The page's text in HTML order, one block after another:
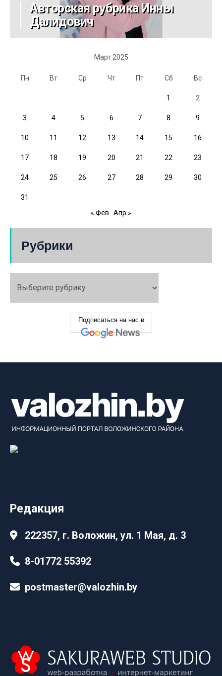
Авторская рубрика Инны
Далидович
Март 2025
Пн Вт Ср Чт Пт Сб Вс
1 2
3 4 5 6 7 8 9
10 11 12 13 14 15 16
17 18 19 20 21 22 23
24 25 26 27 28 29 30
31
« Фев
Апр »
Рубрики
Подписаться на нас в
Редакция
222357, г. Воложин, ул. 1 Мая, д. 3
8-01772 55392
postmaster@valozhin.by